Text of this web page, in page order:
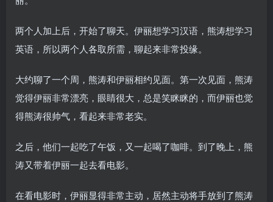
两个人加上后，开始了聊天。伊丽想学习汉语，熊涛想学习
英语，所以两个人各取所需，聊起来非常投缘。
大约聊了一个周，熊涛和伊丽相约见面。第一次见面，熊涛
觉得伊丽非常漂亮，眼睛很大，总是笑眯眯的，而伊丽也觉
得熊涛很帅气，看起来非常老实。
之后，他们一起吃了午饭，又一起喝了咖啡。到了晚上，熊
涛又带着伊丽一起去看电影。
在看电影时，伊丽显得非常主动，居然主动将手放到了熊涛